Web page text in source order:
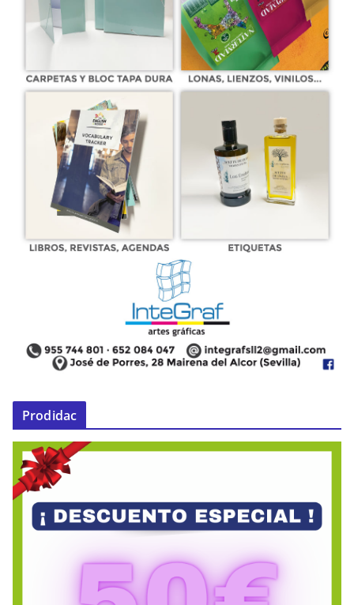
Prodidac